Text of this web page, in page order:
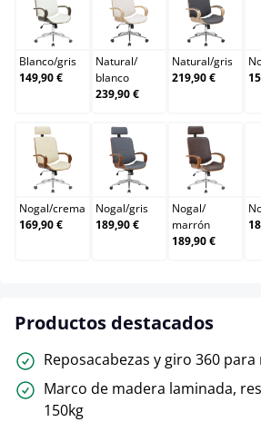
Blanco/gris
Blanco/gris
149,90 €
Natural/blanco
Natural/
blanco
239,90 €
Natural/
Natural/gris
219,90 €
Nogal/crema
Nogal/crema
169,90 €
Nogal/gris
Nogal/gris
189,90 €
Nogal/
Nogal/
marrón
189,90 €
Productos destacados
Reposacabezas y giro 360
Marco de madera laminada,
150kg